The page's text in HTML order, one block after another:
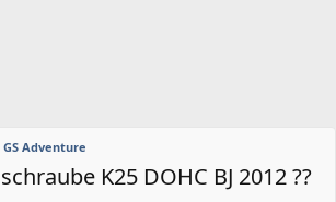
GS Adventure
K25 DOHC BJ 2012 ??